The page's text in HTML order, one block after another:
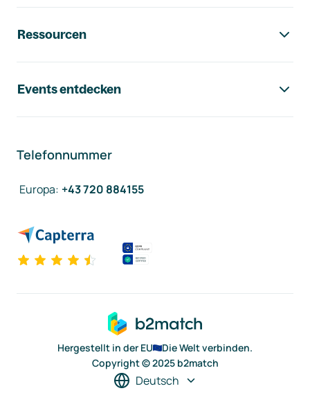
Ressourcen
Events entdecken
Telefonnummer
Europa: +43 720 884155
Hergestellt in der EU
Die Welt verbinden.
Copyright © 2025 b2match
Deutsch